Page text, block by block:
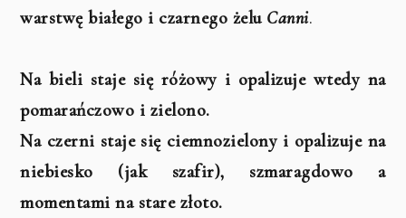
warstwę białego i czarnego żelu Canni.
Na bieli staje się różowy i opalizuje wtedy na
pomarańczowo i zielono.
Na czerni staje się ciemnozielony i opalizuje na
niebiesko (jak szafir), szmaragdowo a
momentami na stare złoto.